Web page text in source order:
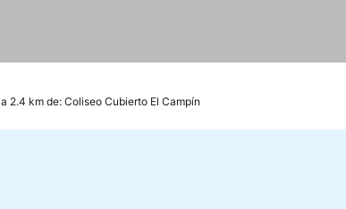
a 2.4 km de: Coliseo Cubierto El Campín